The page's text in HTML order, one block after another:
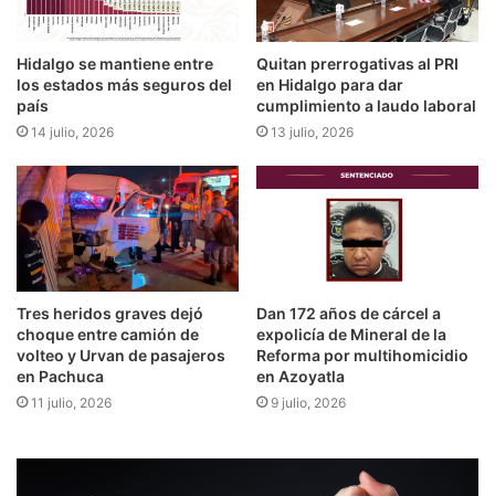
Hidalgo se mantiene entre
los estados más seguros del
país
14 julio, 2026
Quitan prerrogativas al PRI
en Hidalgo para dar
cumplimiento a laudo laboral
13 julio, 2026
Tres heridos graves dejó
choque entre camión de
volteo y Urvan de pasajeros
en Pachuca
11 julio, 2026
Dan 172 años de cárcel a
expolicía de Mineral de la
Reforma por multihomicidio
en Azoyatla
9 julio, 2026